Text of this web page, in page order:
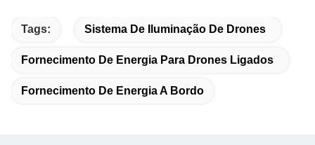
Tags: Sistema De Iluminação De Drones
Fornecimento De Energia Para Drones Ligados
Fornecimento De Energia A Bordo